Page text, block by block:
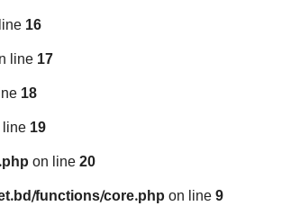
16
line 17
18
line 19
on line 20
functions/core.php on line 9